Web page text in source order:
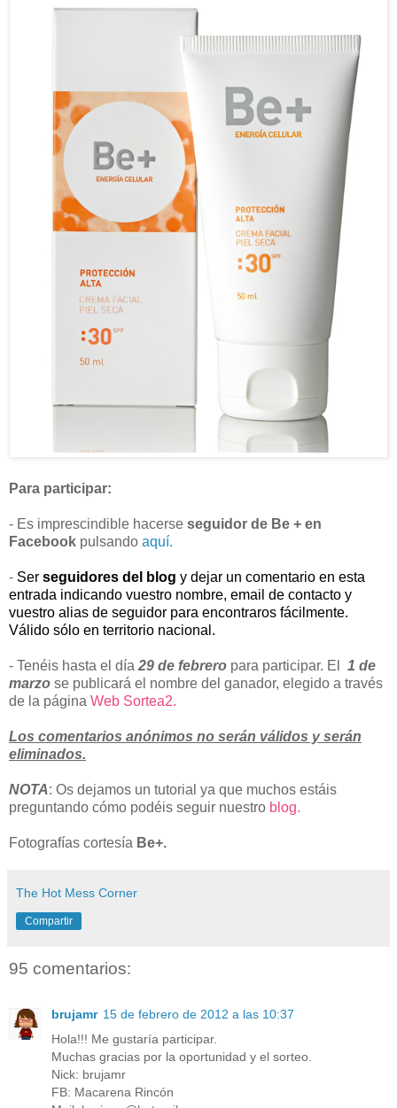
Para participar:
- Es imprescindible hacerse seguidor de Be + en
Facebook pulsando aquí.
- Ser seguidores del blog y dejar un comentario en esta
entrada indicando vuestro nombre, email de contacto y
vuestro alias de seguidor para encontraros fácilmente.
Válido sólo en territorio nacional.
- Tenéis hasta el día 29 de febrero para participar. El
1 de
marzo se publicará el nombre del ganador, elegido a través
de la página Web Sortea2.
Los comentarios anónimos no serán válidos y serán
eliminados.
NOTA: Os dejamos un tutorial ya que muchos estáis
preguntando cómo podéis seguir nuestro blog.
Fotografías cortesía Be+.
The Hot Mess Corner
Compartir
95 comentarios:
brujamr 15 de febrero de 2012 a las 10:37
Hola!!! Me gustaría participar.
Muchas gracias por la oportunidad y el sorteo.
Nick: brujamr
FB: Macarena Rincón